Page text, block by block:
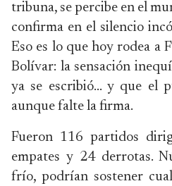
tribuna, se percibe en el
confirma en el silencio
Eso es lo que hoy rodea a
Bolívar: la sensación
ya se escribió… y que el
aunque falte la firma.
Fueron 116 partidos
empates y 24 derrotas.
frío, podrían sostener